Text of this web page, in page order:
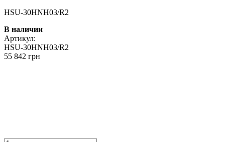
HSU-30HNH03/R2
В наличии
Артикул:
HSU-30HNH03/R2
55 842 грн